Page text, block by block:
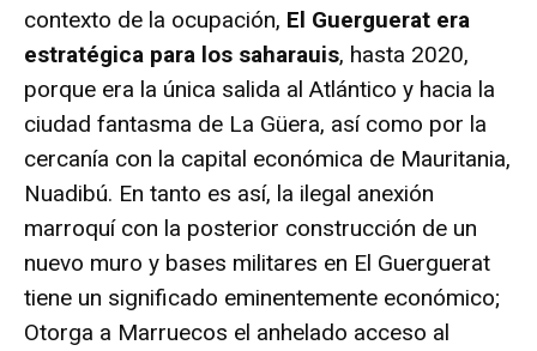
contexto de la ocupación, El Guerguerat era
estratégica para los saharauis, hasta 2020,
porque era la única salida al Atlántico y hacia la
ciudad fantasma de La Güera, así como por la
cercanía con la capital económica de Mauritania,
Nuadibú. En tanto es así, la ilegal anexión
marroquí con la posterior construcción de un
nuevo muro y bases militares en El Guerguerat
tiene un significado eminentemente económico;
Otorga a Marruecos el anhelado acceso al